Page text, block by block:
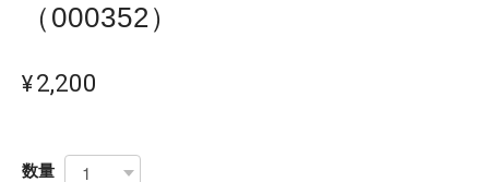
（000352）
¥2,200
数量